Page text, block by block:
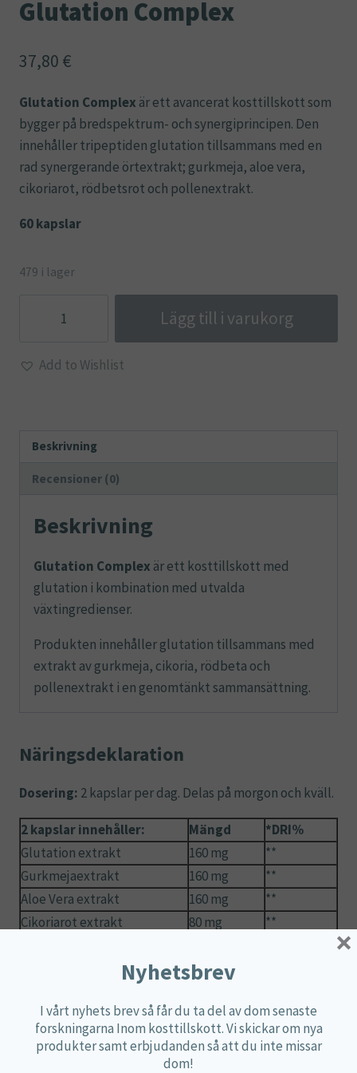
Glutation Complex
37,80 €
Glutation Complex är ett avancerat kosttillskott som
bygger på bredspektrum- och synergiprincipen. Den
innehåller tripeptiden glutation tillsammans med en
rad synergerande örtextrakt; gurkmeja, aloe vera,
cikoriarot, rödbetsrot och pollenextrakt.
60 kapslar
479 i lager
Complex
Lägg till i varukorg
Add to Wishlist
Beskrivning
Recensioner (0)
Beskrivning
Glutation Complex är ett kosttillskott med
glutation i kombination med utvalda
växtingredienser.
Produkten innehåller glutation tillsammans med
extrakt av gurkmeja, cikoria, rödbeta och
pollenextrakt i en genomtänkt sammansättning.
Näringsdeklaration
Dosering: 2 kapslar per dag. Delas på morgon och kväll.
2 kapslar innehåller: Mängd
*DRI%
Glutation extrakt
160 mg
**
Gurkmejaextrakt
160 mg
**
Aloe Vera extrakt
160 mg
**
Cikoriarot extrakt
80 mg
**
60 mg
**DRI (dagligt referensintag) ej fastställt.
Ingredienser:Glutation jästextrakt, gurkmejaextrakt
(95% curcumin), aloe vera extrakt 200:1, cikoriarot
Nyhetsbrev
I vårt nyhets brev så får du ta del av dom senaste
forskningarna Inom kosttillskott. Vi skickar om nya
produkter samt erbjudanden så att du inte missar
dom!
×